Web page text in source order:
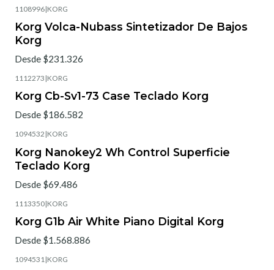
1108996|KORG
Korg Volca-Nubass Sintetizador De Bajos
Korg
Desde $231.326
1112273 |KORG
Korg Cb-Sv1-73 Case Teclado Korg
Desde $186.582
1094532 |KORG
Korg Nanokey2 Wh Control Superficie
Teclado Korg
Desde $69.486
1113350|KORG
Korg G1b Air White Piano Digital Korg
Desde $1.568.886
1094531|KORG